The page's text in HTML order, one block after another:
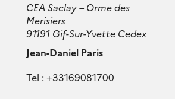
CEA Saclay – Orme des
Merisiers
91191 Gif-Sur-Yvette Cedex
Jean-Daniel Paris
Tel : +33169081700